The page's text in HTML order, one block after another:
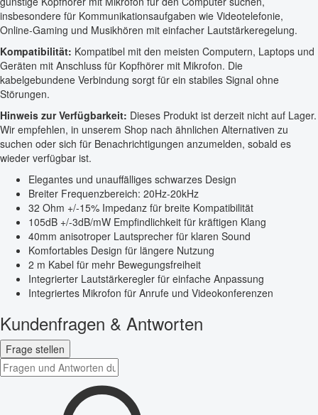
insbesondere für Kommunikationsaufgaben wie Videotelefonie,
Online-Gaming und Musikhören mit einfacher Lautstärkeregelung.
Kompatibilität: Kompatibel mit den meisten Computern, Laptops und
Geräten mit Anschluss für Kopfhörer mit Mikrofon. Die
kabelgebundene Verbindung sorgt für ein stabiles Signal ohne
Störungen.
Hinweis zur Verfügbarkeit: Dieses Produkt ist derzeit nicht auf Lager.
Wir empfehlen, in unserem Shop nach ähnlichen Alternativen zu
suchen oder sich für Benachrichtigungen anzumelden, sobald es
wieder verfügbar ist.
Elegantes und unauffälliges schwarzes Design
Breiter Frequenzbereich: 20Hz-20kHz
32 Ohm +/-15% Impedanz für breite Kompatibilität
105dB +/-3dB/mW Empfindlichkeit für kräftigen Klang
40mm anisotroper Lautsprecher für klaren Sound
Komfortables Design für längere Nutzung
2 m Kabel für mehr Bewegungsfreiheit
Integrierter Lautstärkeregler für einfache Anpassung
Integriertes Mikrofon für Anrufe und Videokonferenzen
Kundenfragen & Antworten
Frage stellen